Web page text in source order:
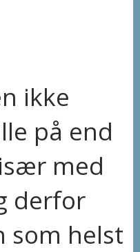
ikke
på end
med
derfor
som helst